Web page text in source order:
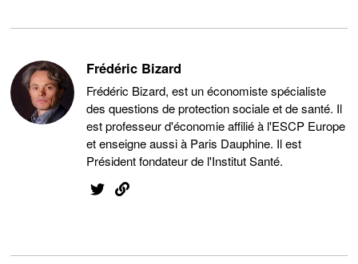
Frédéric Bizard
Frédéric Bizard, est un économiste spécialiste
des questions de protection sociale et de santé. Il
est professeur d'économie affilié à l'ESCP Europe
et enseigne aussi à Paris Dauphine. Il est
Président fondateur de l'Institut Santé.